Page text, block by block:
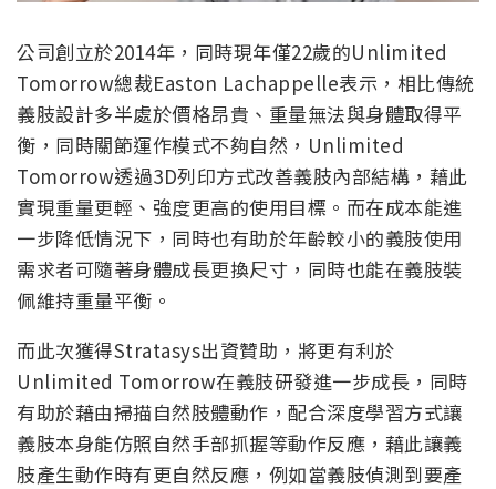
公司創立於2014年，同時現年僅22歲的Unlimited
Tomorrow總裁Easton Lachappelle表示，相比傳統
義肢設計多半處於價格昂貴、重量無法與身體取得平
衡，同時關節運作模式不夠自然，Unlimited
Tomorrow透過3D列印方式改善義肢內部結構，藉此
實現重量更輕、強度更高的使用目標。而在成本能進
一步降低情況下，同時也有助於年齡較小的義肢使用
需求者可隨著身體成長更換尺寸，同時也能在義肢裝
佩維持重量平衡。
而此次獲得Stratasys出資贊助，將更有利於
Unlimited Tomorrow在義肢研發進一步成長，同時
有助於藉由掃描自然肢體動作，配合深度學習方式讓
義肢本身能仿照自然手部抓握等動作反應，藉此讓義
肢產生動作時有更自然反應，例如當義肢偵測到要產